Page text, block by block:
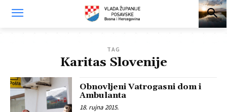
TAG
Karitas Slovenije
Obnovljeni Vatrogasni dom i
Ambulanta
18. rujna 2015.